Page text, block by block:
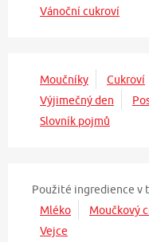
Vánoční cukroví
Moučníky Cukroví
Výjimečný den
Slovník pojmů
Použité ingredience v
Mléko
Moučkový
Vejce